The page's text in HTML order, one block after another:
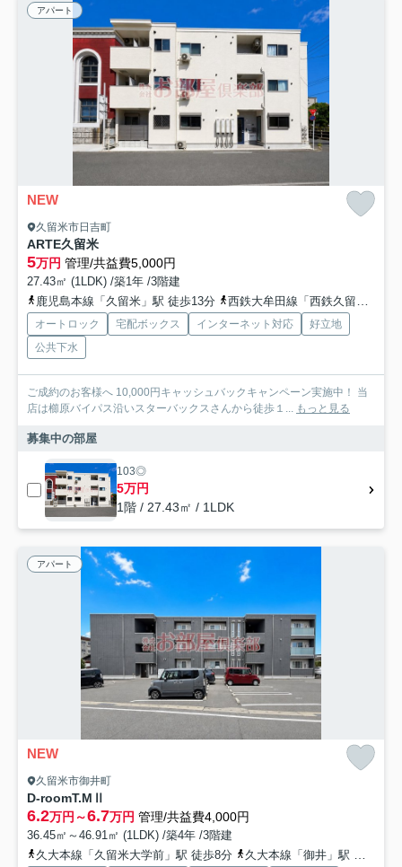
アパート
NEW
久留米市日吉町
ARTE久留米
5万円 管理/共益費5,000円
27.43㎡ (1LDK) /築1年 /3階建
鹿児島本線「久留米」駅 徒歩13分
西鉄大牟田線「西鉄久留米」駅 徒歩18分
オートロック 宅配ボックス インターネット対応
好立地
公共下水
ご成約のお客様へ 10,000円キャッシュバックキャンペーン実施中！ 当
店は櫛原バイパス沿いスターバックスさんから徒歩１... もっと見る
募集中の部屋
103◎
5万円
1階 / 27.43㎡ / 1LDK
アパート
NEW
久留米市御井町
D-roomT.MⅡ
6.2万円～6.7万円 管理/共益費4,000円
36.45㎡～46.91㎡ (1LDK) /築4年 /3階建
久大本線「久留米大学前」駅 徒歩8分
久大本線「御井」駅 徒歩20分